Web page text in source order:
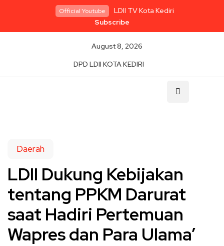
Official Youtube
LDII TV Kota Kediri
Subscribe
August 8, 2026
DPD LDII KOTA KEDIRI
Daerah
LDII Dukung Kebijakan
tentang PPKM Darurat
saat Hadiri Pertemuan
Wapres dan Para Ulama’